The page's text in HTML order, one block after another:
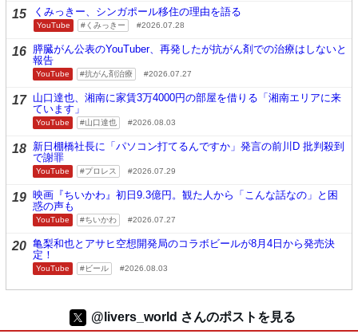
15 くみっきー、シンガポール移住の理由を語る
YouTube くみっきー 2026.07.28
16 膵臓がん公表のYouTuber、再発したが抗がん剤での治療はしないと
報告
YouTube 抗がん剤治療 2026.07.27
17 山口達也、湘南に家賃3万4000円の部屋を借りる「湘南エリアに来
ています」
YouTube 山口達也 2026.08.03
18 新日棚橋社長に「パソコン打てるんですか」発言の前川D 批判殺到
で謝罪
YouTube プロレス 2026.07.29
19 映画『ちいかわ』初日9.3億円。観た人から「こんな話なの」と困
惑の声も
YouTube ちいかわ 2026.07.27
20 亀梨和也とアサヒ空想開発局のコラボビールが8月4日から発売決
定！
YouTube ビール 2026.08.03
@livers_world さんのポストを見る